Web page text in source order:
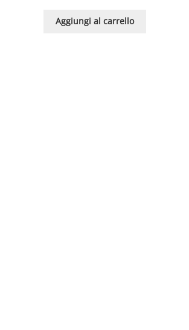
Aggiungi al carrello